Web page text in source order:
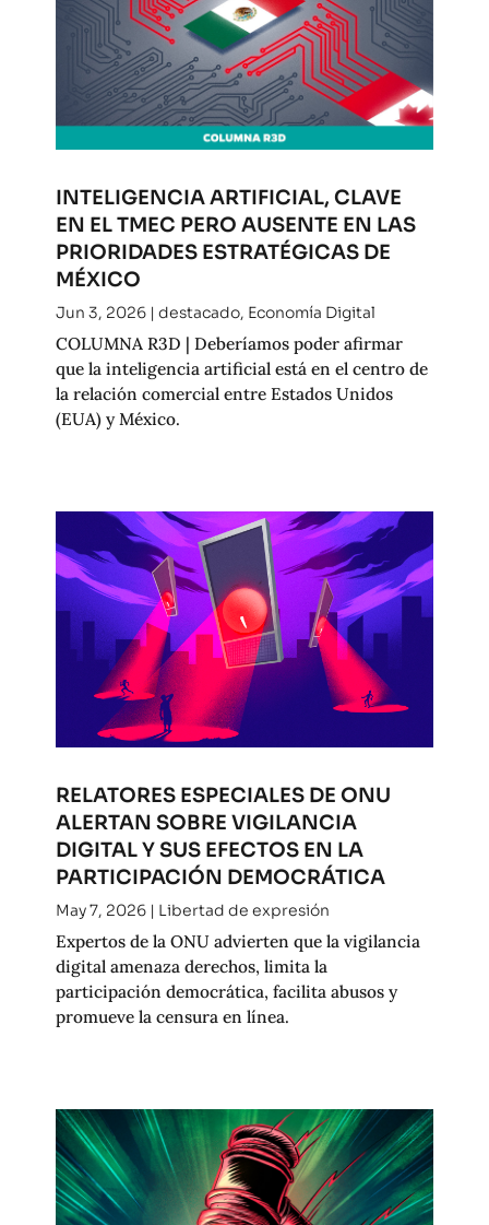
INTELIGENCIA ARTIFICIAL, CLAVE
EN EL TMEC PERO AUSENTE EN LAS
PRIORIDADES ESTRATÉGICAS DE
MÉXICO
Jun 3, 2026| destacado, Economía Digital
COLUMNA R3D | Deberíamos poder afirmar
que la inteligencia artificial está en el centro de
la relación comercial entre Estados Unidos
(EUA) y México.
RELATORES ESPECIALES DE ONU
ALERTAN SOBRE VIGILANCIA
DIGITAL Y SUS EFECTOS EN LA
PARTICIPACIÓN DEMOCRÁTICA
May 7, 2026| Libertad de expresión
Expertos de la ONU advierten que la vigilancia
digital amenaza derechos, limita la
participación democrática, facilita abusos y
promueve la censura en línea.